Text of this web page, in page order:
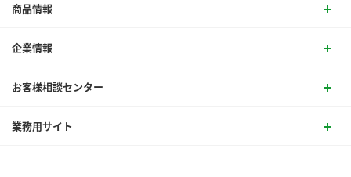
商品情報
企業情報
お客様相談センター
業務用サイト